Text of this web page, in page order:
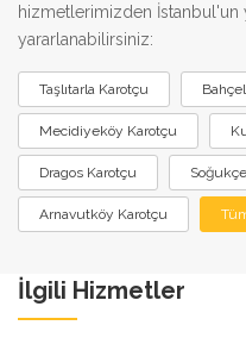
hizmetlerimizden İstanbul'un
yararlanabilirsiniz:
Taşlıtarla Karotçu
Mecidiyeköy Karotçu
Dragos Karotçu
Arnavutköy Karotçu
İlgili Hizmetler